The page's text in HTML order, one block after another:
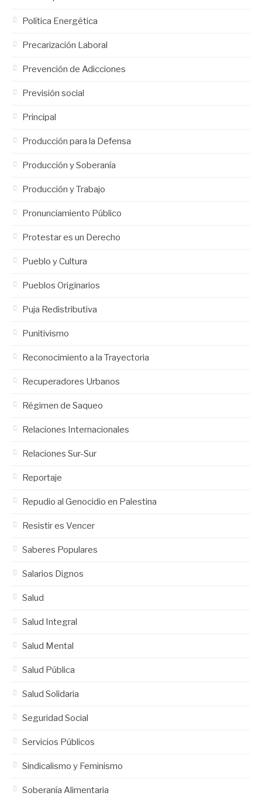
Política Energética
Precarización Laboral
Prevención de Adicciones
Previsión social
Principal
Producción para la Defensa
Producción y Soberanía
Producción y Trabajo
Pronunciamiento Público
Protestar es un Derecho
Pueblo y Cultura
Pueblos Originarios
Puja Redistributiva
Punitivismo
Reconocimiento a la Trayectoria
Recuperadores Urbanos
Régimen de Saqueo
Relaciones Internacionales
Relaciones Sur-Sur
Reportaje
Repudio al Genocidio en Palestina
Resistir es Vencer
Saberes Populares
Salarios Dignos
Salud
Salud Integral
Salud Mental
Salud Pública
Salud Solidaria
Seguridad Social
Servicios Públicos
Sindicalismo y Feminismo
Soberanía Alimentaria